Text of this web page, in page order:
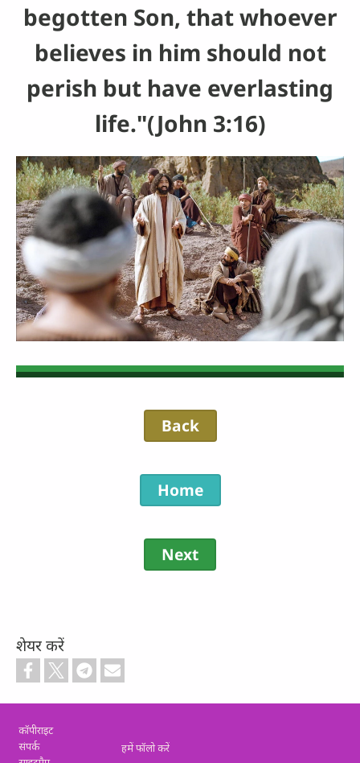
begotten Son, that whoever
believes in him should not
perish but have everlasting
life."(John 3:16)
Back
Home
Next
शेयर करें
Footer
कॉपीराइट
संपर्क
हमें फॉलो करें